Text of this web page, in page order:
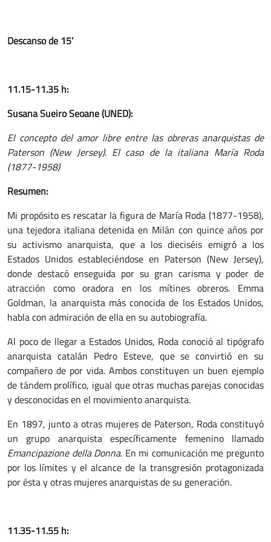
Descanso de 15’
11.15-11.35 h:
Susana Sueiro Seoane(UNED):
El concepto del amor libre entre las obreras anarquistas de
Paterson (New Jersey). El caso de la italiana María Roda
(1877-1958)
Resumen:
Mi propósito es rescatar la figura de María Roda (1877-1958),
una tejedora italiana detenida en Milán con quince años por
su activismo anarquista, que a los dieciséis emigró a los
Estados Unidos estableciéndose en Paterson (New Jersey),
donde destacó enseguida por su gran carisma y poder de
atracción como oradora en los mítines obreros. Emma
Goldman, la anarquista más conocida de los Estados Unidos,
habla con admiración de ella en su autobiografía.
Al poco de llegar a Estados Unidos, Roda conoció al tipógrafo
anarquista catalán Pedro Esteve, que se convirtió en su
compañero de por vida. Ambos constituyen un buen ejemplo
de tándem prolífico, igual que otras muchas parejas conocidas
y desconocidas en el movimiento anarquista.
En 1897, junto a otras mujeres de Paterson, Roda constituyó
un grupo anarquista específicamente femenino llamado
Emancipazione della Donna. En mi comunicación me pregunto
por los límites y el alcance de la transgresión protagonizada
por ésta y otras mujeres anarquistas de su generación.
11.35-11.55 h: